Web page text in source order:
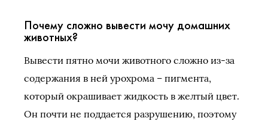
Почему сложно вывести мочу домашних
животных?
Вывести пятно мочи животного сложно из-за
содержания в ней урохрома – пигмента,
который окрашивает жидкость в желтый цвет.
Он почти не поддается разрушению, поэтому